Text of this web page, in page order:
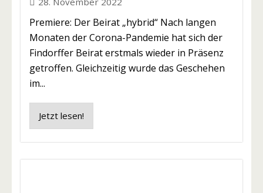
Premiere: Der Beirat „hybrid“ Nach langen
Monaten der Corona-Pandemie hat sich der
Findorffer Beirat erstmals wieder in Präsenz
getroffen. Gleichzeitig wurde das Geschehen
im...
Jetzt lesen!